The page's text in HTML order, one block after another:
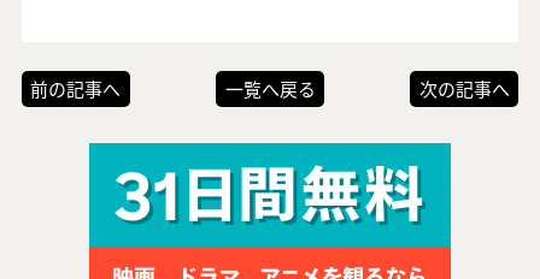
前の記事へ 一覧へ戻る 次の記事へ